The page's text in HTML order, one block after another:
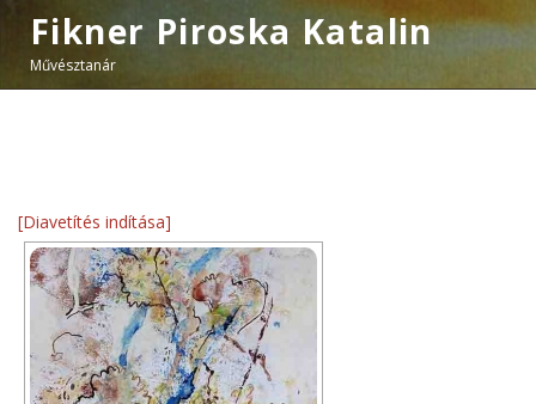
Fikner Piroska Katalin
Művésztanár
[Diavetítés indítása]